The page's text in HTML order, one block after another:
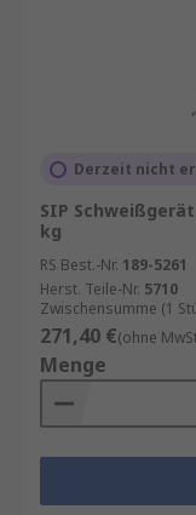
Derzeit nicht
SIP
kg
RS Best.-Nr. 189-5261
Herst. Teile-Nr. 5710
Zwischensumme (1
271,40 €(ohne
Menge